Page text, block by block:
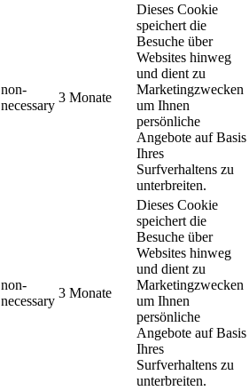
non-
necessary
3 Monate
Dieses Cookie
speichert die
Besuche über
Websites hinweg
und dient zu
Marketingzwecken
um Ihnen
persönliche
Angebote auf Basis
Ihres
Surfverhaltens zu
unterbreiten.
non-
necessary
3 Monate
Dieses Cookie
speichert die
Besuche über
Websites hinweg
und dient zu
Marketingzwecken
um Ihnen
persönliche
Angebote auf Basis
Ihres
Surfverhaltens zu
unterbreiten.